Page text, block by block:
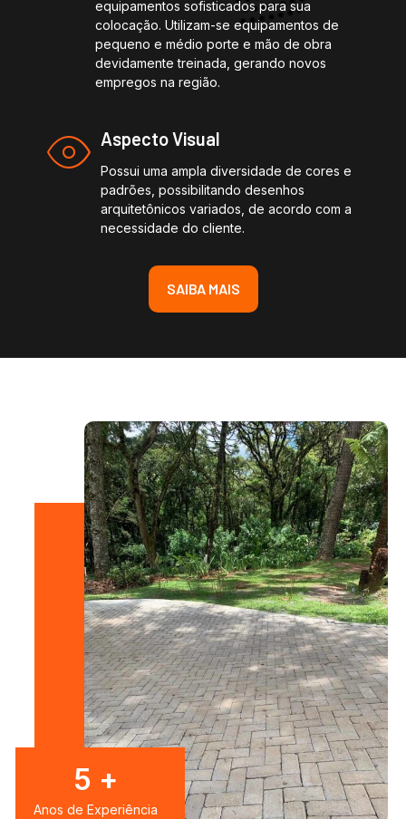
equipamentos sofisticados para sua
colocação. Utilizam-se equipamentos de
pequeno e médio porte e mão de obra
devidamente treinada, gerando novos
empregos na região.
Aspecto Visual
Possui uma ampla diversidade de cores e
padrões, possibilitando desenhos
arquitetônicos variados, de acordo com a
necessidade do cliente.
SAIBA MAIS
8 +
Anos de Experiência